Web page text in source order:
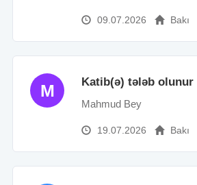
09.07.2026 Bakı
M Katib(ə) tələb olunur
Mahmud Bey
19.07.2026 Bakı